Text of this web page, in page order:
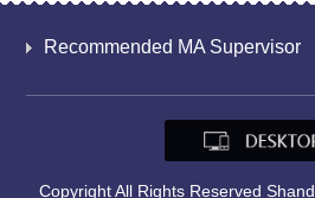
Recommended MA Supervisor
Copyright All Rights Reserved